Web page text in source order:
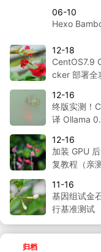
06-10
Hexo
12-18
CentOS7.9
cker 部署全
12-16
终版实测！
译 Ollama
12-16
加装 GPU
复教程（亲
11-16
基因组试金
行基准测试
归档